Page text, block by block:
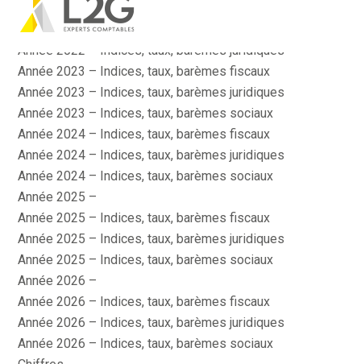
Aller
au
Actualité
Année 2022 – Indices, taux, barèmes fiscaux
Année 2022 – Indices, taux, barèmes juridiques
Année 2023 – Indices, taux, barèmes fiscaux
Année 2023 – Indices, taux, barèmes juridiques
Année 2023 – Indices, taux, barèmes sociaux
Année 2024 – Indices, taux, barèmes fiscaux
Année 2024 – Indices, taux, barèmes juridiques
Année 2024 – Indices, taux, barèmes sociaux
Année 2025 –
Année 2025 – Indices, taux, barèmes fiscaux
Année 2025 – Indices, taux, barèmes juridiques
Année 2025 – Indices, taux, barèmes sociaux
Année 2026 –
Année 2026 – Indices, taux, barèmes fiscaux
Année 2026 – Indices, taux, barèmes juridiques
Année 2026 – Indices, taux, barèmes sociaux